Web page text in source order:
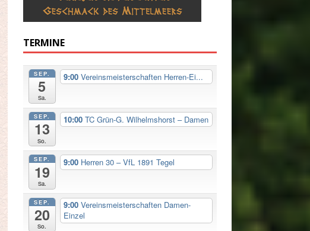
TERMINE
SEP.
5
Sa.
9:00Vereinsmeisterschaften Herren-Ei...
SEP.
13
So.
10:00TC Grün-G. Wilhelmshorst – Damen
SEP.
19
Sa.
9:00 Herren 30 – VfL 1891 Tegel
SEP.
20
So.
9:00Vereinsmeisterschaften Damen-
Einzel